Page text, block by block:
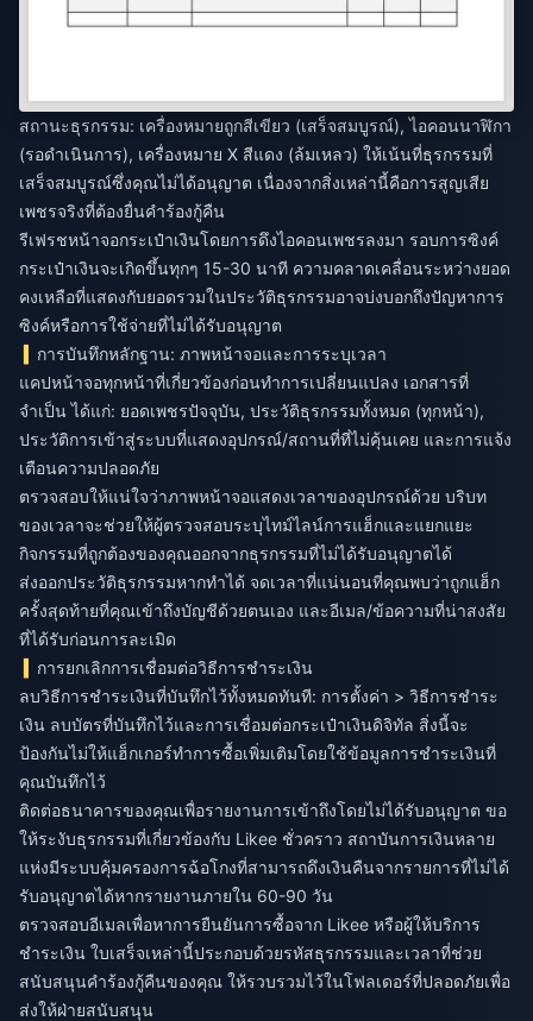
สถานะธุรกรรม: เครื่องหมายถูกสีเขียว (เสร็จสมบูรณ์), ไอคอนนาฬิกา
(รอดำเนินการ), เครื่องหมาย X สีแดง (ล้มเหลว) ให้เน้นที่ธุรกรรมที่
เสร็จสมบูรณ์ซึ่งคุณไม่ได้อนุญาต เนื่องจากสิ่งเหล่านี้คือการสูญเสีย
เพชรจริงที่ต้องยื่นคำร้องกู้คืน
รีเฟรชหน้าจอกระเป๋าเงินโดยการดึงไอคอนเพชรลงมา รอบการซิงค์
กระเป๋าเงินจะเกิดขึ้นทุกๆ 15-30 นาที ความคลาดเคลื่อนระหว่างยอด
คงเหลือที่แสดงกับยอดรวมในประวัติธุรกรรมอาจบ่งบอกถึงปัญหาการ
ซิงค์หรือการใช้จ่ายที่ไม่ได้รับอนุญาต
การบันทึกหลักฐาน: ภาพหน้าจอและการระบุเวลา
แคปหน้าจอทุกหน้าที่เกี่ยวข้องก่อนทำการเปลี่ยนแปลง เอกสารที่
จำเป็น ได้แก่: ยอดเพชรปัจจุบัน, ประวัติธุรกรรมทั้งหมด (ทุกหน้า),
ประวัติการเข้าสู่ระบบที่แสดงอุปกรณ์/สถานที่ที่ไม่คุ้นเคย และการแจ้ง
เตือนความปลอดภัย
ตรวจสอบให้แน่ใจว่าภาพหน้าจอแสดงเวลาของอุปกรณ์ด้วย บริบท
ของเวลาจะช่วยให้ผู้ตรวจสอบระบุไทม์ไลน์การแฮ็กและแยกแยะ
กิจกรรมที่ถูกต้องของคุณออกจากธุรกรรมที่ไม่ได้รับอนุญาตได้
ส่งออกประวัติธุรกรรมหากทำได้ จดเวลาที่แน่นอนที่คุณพบว่าถูกแฮ็ก
ครั้งสุดท้ายที่คุณเข้าถึงบัญชีด้วยตนเอง และอีเมล/ข้อความที่น่าสงสัย
ที่ได้รับก่อนการละเมิด
การยกเลิกการเชื่อมต่อวิธีการชำระเงิน
ลบวิธีการชำระเงินที่บันทึกไว้ทั้งหมดทันที: การตั้งค่า > วิธีการชำระ
เงิน ลบบัตรที่บันทึกไว้และการเชื่อมต่อกระเป๋าเงินดิจิทัล สิ่งนี้จะ
ป้องกันไม่ให้แฮ็กเกอร์ทำการซื้อเพิ่มเติมโดยใช้ข้อมูลการชำระเงินที่
คุณบันทึกไว้
ติดต่อธนาคารของคุณเพื่อรายงานการเข้าถึงโดยไม่ได้รับอนุญาต ขอ
ให้ระงับธุรกรรมที่เกี่ยวข้องกับ Likee ชั่วคราว สถาบันการเงินหลาย
แห่งมีระบบคุ้มครองการฉ้อโกงที่สามารถดึงเงินคืนจากรายการที่ไม่ได้
รับอนุญาตได้หากรายงานภายใน 60-90 วัน
ตรวจสอบอีเมลเพื่อหาการยืนยันการซื้อจาก Likee หรือผู้ให้บริการ
ชำระเงิน ใบเสร็จเหล่านี้ประกอบด้วยรหัสธุรกรรมและเวลาที่ช่วย
สนับสนุนคำร้องกู้คืนของคุณ ให้รวบรวมไว้ในโฟลเดอร์ที่ปลอดภัยเพื่อ
ส่งให้ฝ่ายสนับสนุน